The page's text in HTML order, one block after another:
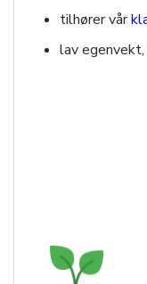
tilhører vår
lav